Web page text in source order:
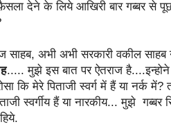
देने के लिये आखिरी बार गब्बर से
साहब, अभी अभी सरकारी वकील
..... मुझे इस बात पर ऐतराज है....इन्होने
कि मेरे पिताजी स्वर्ग में हैं या नर्क
स्वर्गीय हैं या नारकीय... मुझे गब्बर